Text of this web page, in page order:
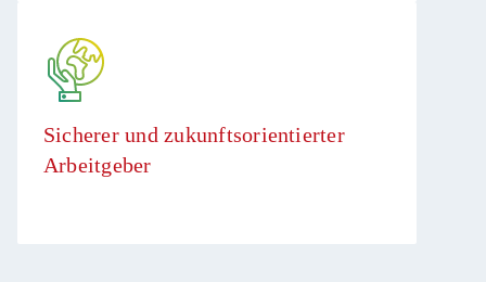
Sicherer und zukunftsorientierter
Arbeitgeber